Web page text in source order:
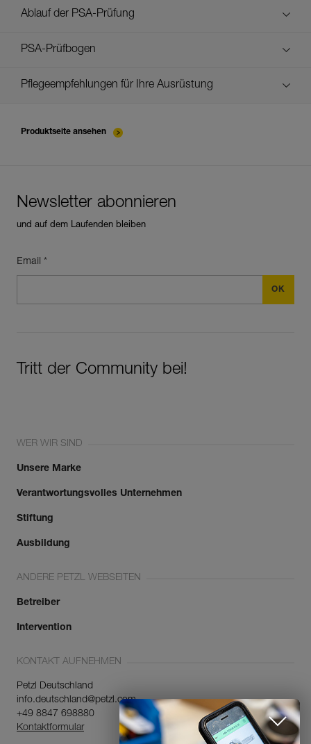
Bestände Entdecken Sie ePPEcentre
Ablauf der PSA-Prüfung
verif-EPI-MAESTRO-procedure_DE
PSA-Prüfbogen
verif-EPI-MAESTRO-suivi_DE
Pflegeempfehlungen für Ihre Ausrüstung
Produktseite ansehen
Newsletter abonnieren
und auf dem Laufenden bleiben
Email *
Tritt der Community bei!
WER WIR SIND
Unsere Marke
Verantwortungsvolles Unternehmen
Stiftung
Ausbildung
ANDERE PETZL WEBSEITEN
Betreiber
Intervention
KONTAKT AUFNEHMEN
Petzl Deutschland
info.deutschland@petzl.com
+49 8847 698880
Kontaktformular